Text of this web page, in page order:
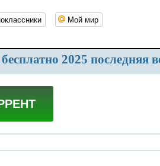
Мой мир
2025 последняя